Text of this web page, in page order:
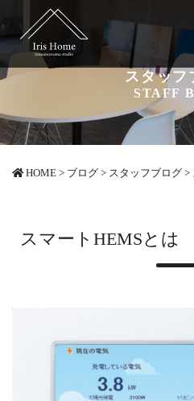
スタッフ
STAFF
HOME > ブログ > スタッフブログ >
スマートHEMSとは